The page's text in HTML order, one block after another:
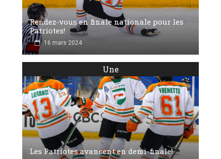
Rendez-vous en finale nationale pour les
Patriotes!
16 mars 2024
Une
Les Patriotes avancent en demi-finale!